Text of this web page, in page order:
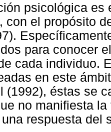
psicológica es
con el propósito
para conocer
cada individuo.
en este
(1992), éstas se
no manifiesta
respuesta del